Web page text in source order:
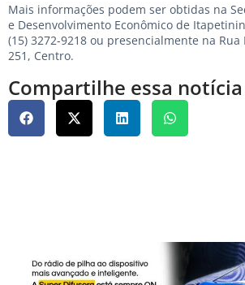
Mais informações podem ser obtidas na
e Desenvolvimento Econômico de
(15) 3272-9218 ou presencialmente na
251, Centro.
Compartilhe essa notícia